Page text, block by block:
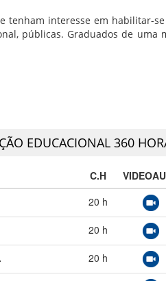
tenham interesse em habilitar-
públicas. Graduados de uma
EDUCACIONAL 360
C.H
20 h
20 h
20 h